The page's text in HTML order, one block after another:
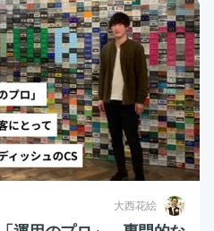
大西花絵